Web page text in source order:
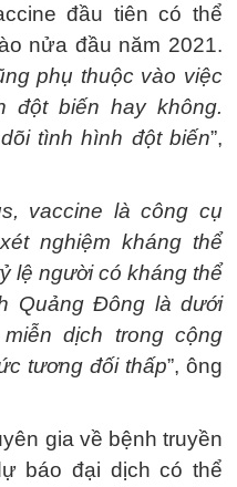
đầu tiên có thể
nửa đầu năm 2021.
phụ thuộc vào việc
đột biến hay không.
tình hình đột biến”,
vaccine là công cụ
nghiệm kháng thể
lệ người có kháng thể
Quảng Đông là dưới
dịch trong cộng
tương đối thấp”, ông
gia về bệnh truyền
báo đại dịch có thể